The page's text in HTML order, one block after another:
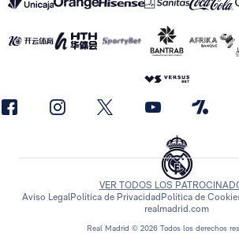
Real Madrid © 2026 Todos los derechos
VER TODOS LOS
Aviso LegalPolítica de Privacidad Política de
realmadrid.com